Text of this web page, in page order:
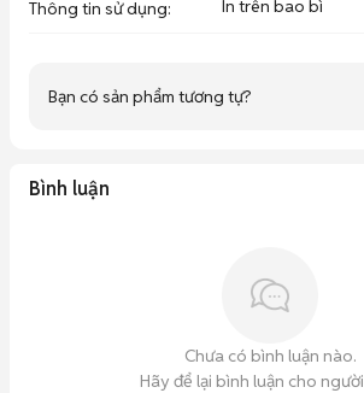
Thông tin sử dụng: In trên bao bì
Bạn có sản phẩm tương tự?
Bình luận
Chưa có bình luận nào.
Hãy để lại bình luận cho